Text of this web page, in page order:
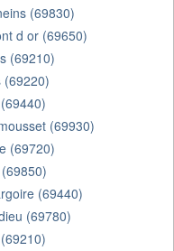
(69830)
d or (69650)
(69210)
(69220)
(69930)
(69720)
(69440)
(69780)